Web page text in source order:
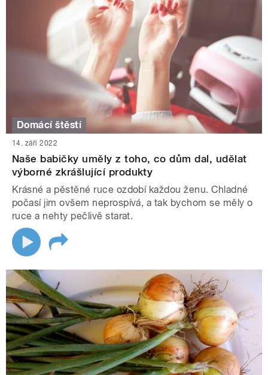
Domácí štěstí
14. září 2022
Naše babičky uměly z toho, co dům dal, udělat
výborné zkrášlující produkty
Krásné a pěstěné ruce ozdobí každou ženu. Chladné
počasí jim ovšem neprospívá, a tak bychom se měly o
ruce a nehty pečlivě starat.